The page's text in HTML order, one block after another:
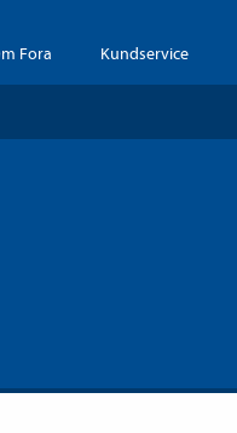
Fora Kundservice